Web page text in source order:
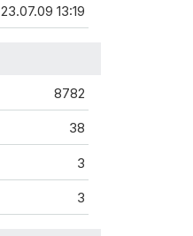
23.07.09 13:19
8782
38
3
3